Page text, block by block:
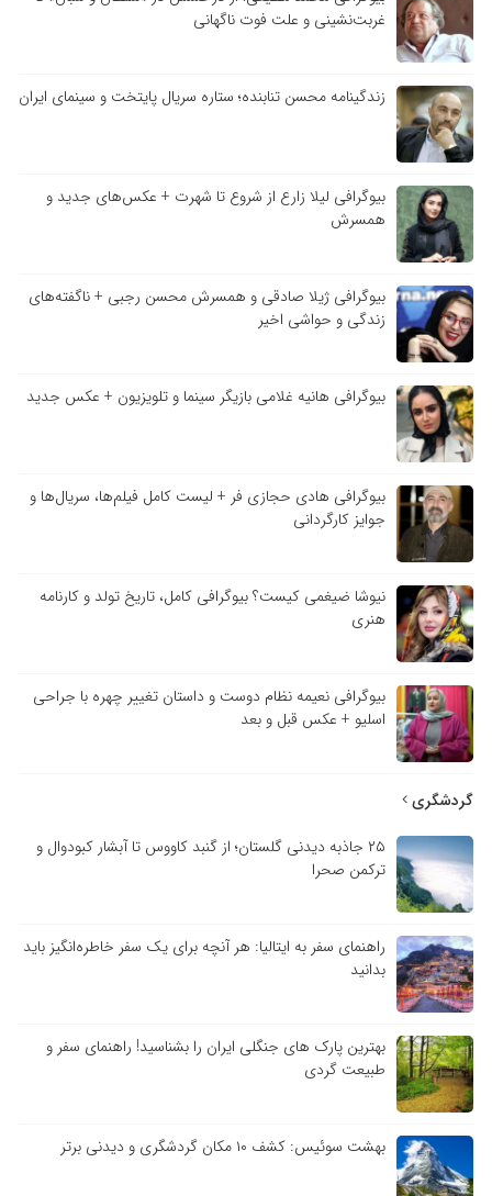
غربت‌نشینی و علت فوت ناگهانی
زندگینامه محسن تنابنده؛ ستاره سریال پایتخت و سینمای ایران
بیوگرافی لیلا زارع از شروع تا شهرت + عکس‌های جدید و
همسرش
بیوگرافی ژیلا صادقی و همسرش محسن رجبی + ناگفته‌های
زندگی و حواشی اخیر
بیوگرافی هانیه غلامی بازیگر سینما و تلویزیون + عکس جدید
بیوگرافی هادی حجازی فر + لیست کامل فیلم‌ها، سریال‌ها و
جوایز کارگردانی
نیوشا ضیغمی کیست؟ بیوگرافی کامل، تاریخ تولد و کارنامه
هنری
بیوگرافی نعیمه نظام دوست و داستان تغییر چهره با جراحی
اسلیو + عکس قبل و بعد
گردشگری
۲۵ جاذبه دیدنی گلستان؛ از گنبد کاووس تا آبشار کبودوال و
ترکمن صحرا
راهنمای سفر به ایتالیا: هر آنچه برای یک سفر خاطره‌انگیز باید
بدانید
بهترین پارک های جنگلی ایران را بشناسید! راهنمای سفر و
طبیعت گردی
بهشت سوئیس: کشف ۱۰ مکان گردشگری و دیدنی برتر